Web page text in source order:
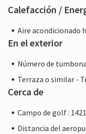
que es posible que no
que le
cliente y su estancia
alojamiento con un
Calefacción /
Aire acondicionado
En el exterior
Número de
Terraza o similar -
Cerca de
Campo de golf :
Distancia del